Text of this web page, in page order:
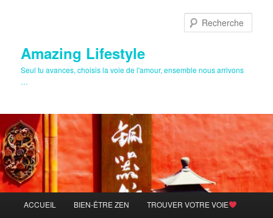
Amazing Lifestyle
Seul tu avances, choisis la voie de l'amour, ensemble nous arrivons
…
principal
ACCUEIL BIEN-ÊTRE ZEN TROUVER VOTRE VOIE